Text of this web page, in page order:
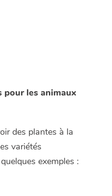
pour les animaux
des plantes à la
variétés
exemples :